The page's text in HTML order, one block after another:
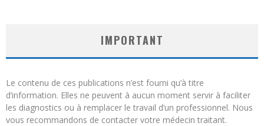
IMPORTANT
Le contenu de ces publications n’est fourni qu’à titre
d’information. Elles ne peuvent à aucun moment servir à faciliter
les diagnostics ou à remplacer le travail d’un professionnel. Nous
vous recommandons de contacter votre médecin traitant.